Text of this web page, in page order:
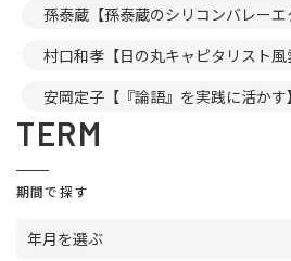
孫泰蔵【孫泰蔵のシリコンバレーエ
村口和孝【日の丸キャピタリスト風
安岡定子【『論語』を実践に活かす】
TERM
期間で探す
年月を選ぶ